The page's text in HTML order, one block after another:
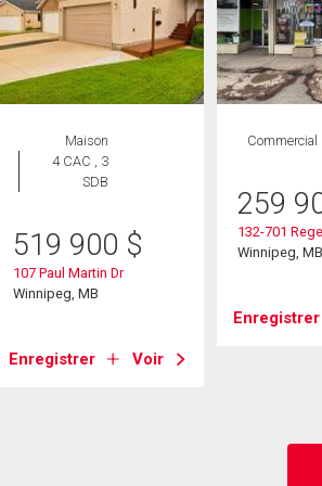
Maison
4 CAC , 3
SDB
519 900 $
107 Paul Martin Dr
Winnipeg, MB
Enregistrer Voir
Commercial
259
132-701
Winnipeg, MB
Enregistrer